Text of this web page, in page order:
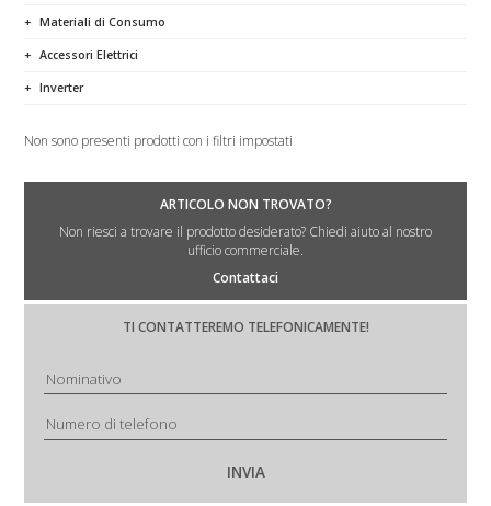
Materiali di Consumo
Accessori Elettrici
Inverter
Non sono presenti prodotti con i filtri impostati
ARTICOLO NON TROVATO?
Non riesci a trovare il prodotto desiderato? Chiedi aiuto al nostro
ufficio commerciale.
Contattaci
TI CONTATTEREMO TELEFONICAMENTE!